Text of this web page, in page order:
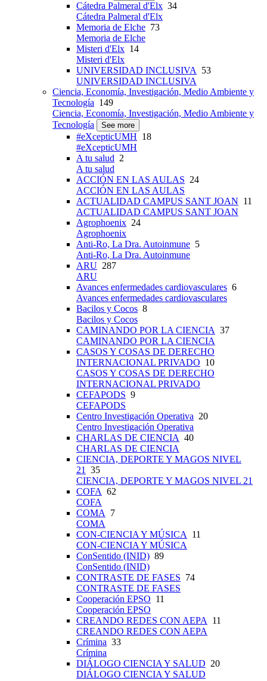
Cátedra Palmeral d'Elx 34
Cátedra Palmeral d'Elx
Memoria de Elche 73
Memoria de Elche
Misteri d'Elx 14
Misteri d'Elx
UNIVERSIDAD INCLUSIVA 53
UNIVERSIDAD INCLUSIVA
Ciencia, Economía, Investigación, Medio Ambiente y
Tecnología 149
Ciencia, Economía, Investigación, Medio Ambiente y
Tecnología
See more
#eXcepticUMH 18
#eXcepticUMH
A tu salud 2
A tu salud
ACCIÓN EN LAS AULAS 24
ACCIÓN EN LAS AULAS
ACTUALIDAD CAMPUS SANT JOAN 11
ACTUALIDAD CAMPUS SANT JOAN
Agrophoenix 24
Agrophoenix
Anti-Ro, La Dra. Autoinmune 5
Anti-Ro, La Dra. Autoinmune
ARU 287
ARU
Avances enfermedades cardiovasculares 6
Avances enfermedades cardiovasculares
Bacilos y Cocos 8
Bacilos y Cocos
CAMINANDO POR LA CIENCIA 37
CAMINANDO POR LA CIENCIA
CASOS Y COSAS DE DERECHO
INTERNACIONAL PRIVADO 10
CASOS Y COSAS DE DERECHO
INTERNACIONAL PRIVADO
CEFAPODS 9
CEFAPODS
Centro Investigación Operativa 20
Centro Investigación Operativa
CHARLAS DE CIENCIA 40
CHARLAS DE CIENCIA
CIENCIA, DEPORTE Y MAGOS NIVEL
21 35
CIENCIA, DEPORTE Y MAGOS NIVEL 21
COFA 62
COFA
COMA 7
COMA
CON-CIENCIA Y MÚSICA 11
CON-CIENCIA Y MÚSICA
ConSentido (INID) 89
ConSentido (INID)
CONTRASTE DE FASES 74
CONTRASTE DE FASES
Cooperación EPSO 11
Cooperación EPSO
CREANDO REDES CON AEPA 11
CREANDO REDES CON AEPA
Crímina 33
Crímina
DIÁLOGO CIENCIA Y SALUD 20
DIÁLOGO CIENCIA Y SALUD